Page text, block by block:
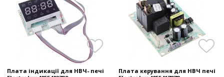
Плата індикації для НВЧ- печі
Плата керування для НВЧ печі